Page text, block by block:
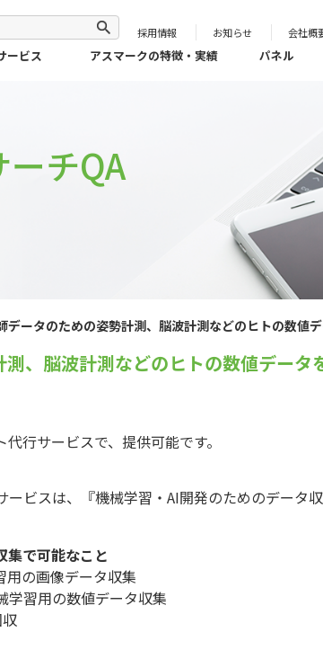
採用情報 お知らせ 会社概
ービス アスマークの特徴・実績 パネル
チQA
データのための姿勢計測、脳波計測などのヒトの数値
、脳波計測などのヒトの数値デー
行サービスで、提供可能です。
ビスは、『機械学習・AI開発のためのデータ収
集で可能なこと
の画像データ収集
習用の数値データ収集